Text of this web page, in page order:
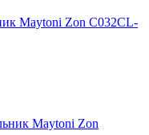
Maytoni Zon C032CL-